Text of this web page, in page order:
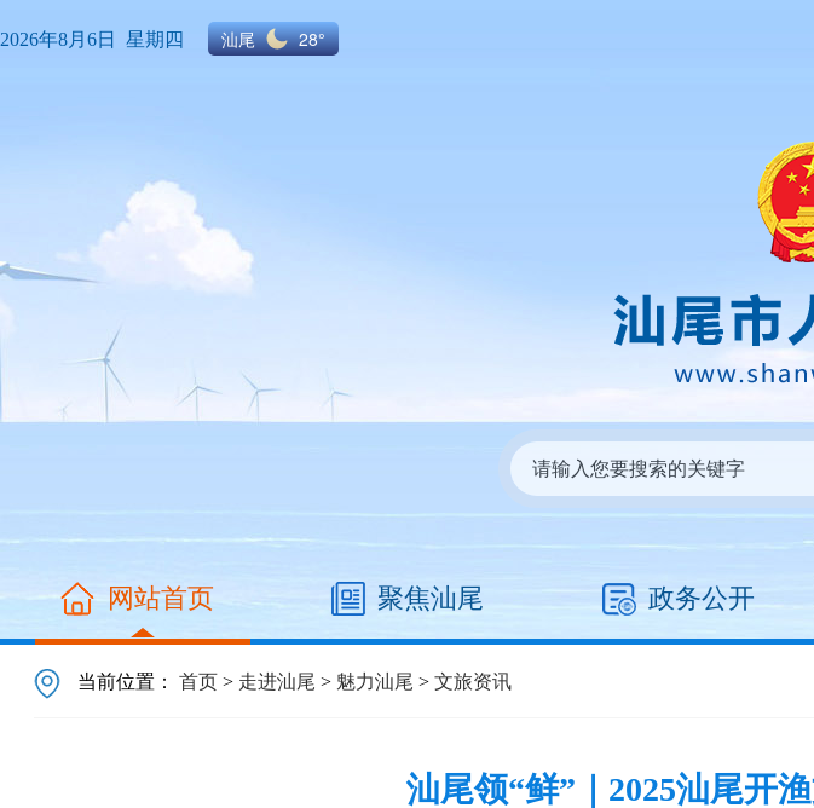
2026年8月6日 星期四 汕尾 28°
网站首页 聚焦汕尾 政务公开
当前位置：首页 > 走进汕尾 > 魅力汕尾 >文旅资讯
汕尾领“鲜”｜2025汕尾开